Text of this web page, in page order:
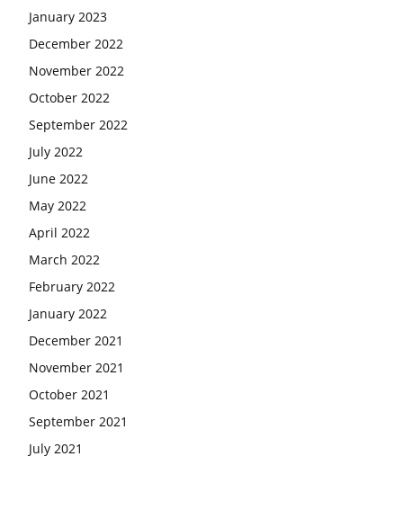
January 2023
December 2022
November 2022
October 2022
September 2022
July 2022
June 2022
May 2022
April 2022
March 2022
February 2022
January 2022
December 2021
November 2021
October 2021
September 2021
July 2021